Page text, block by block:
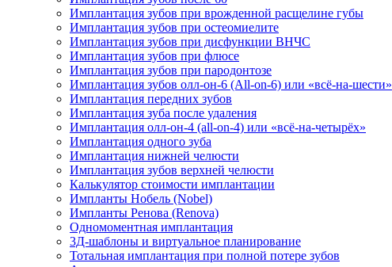
Имплантация зубов при врожденной расщелине губы
Имплантация зубов при остеомиелите
Имплантация зубов при дисфункции ВНЧС
Имплантация зубов при флюсе
Имплантация зубов при пародонтозе
Имплантация зубов олл-он-6 (All-on-6) или «всё-на-шести»
Имплантация передних зубов
Имплантация зуба после удаления
Имплантация олл-он-4 (all-on-4) или «всё-на-четырёх»
Имплантация одного зуба
Имплантация нижней челюсти
Имплантация зубов верхней челюсти
Калькулятор стоимости имплантации
Импланты Нобель (Nobel)
Импланты Ренова (Renova)
Одномоментная имплантация
3Д-шаблоны и виртуальное планирование
Тотальная имплантация при полной потере зубов